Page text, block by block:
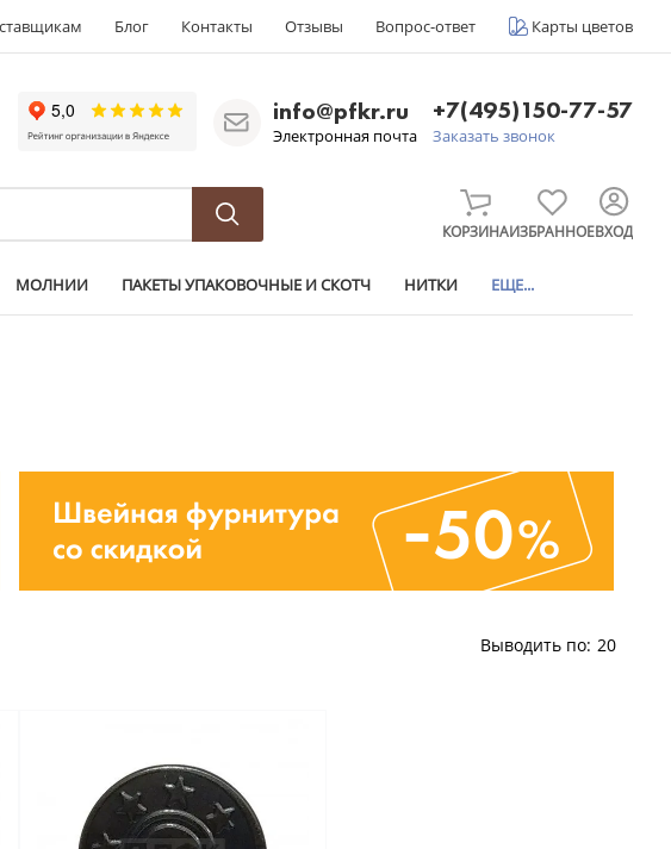
Блог Контакты Отзывы Вопрос-ответ Карты цветов
info@pfkr.ru
Электронная почта
+7(495)150-77-57
Заказать звонок
КОРЗИНАИЗБРАННОЕВХОД
МОЛНИИ ПАКЕТЫ УПАКОВОЧНЫЕ И СКОТЧ НИТКИ ЕЩЕ...
Выводить по: 20